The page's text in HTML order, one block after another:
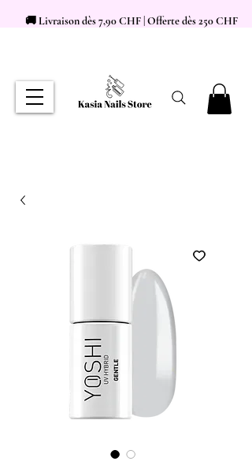
🚚 Livraison dès 7,90 CHF | Offerte dès 250 CHF